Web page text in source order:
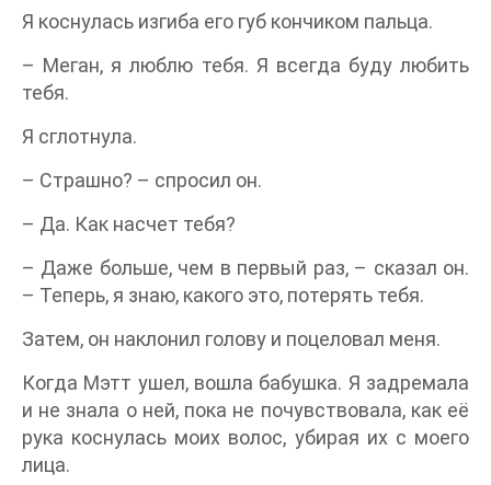
Я коснулась изгиба его губ кончиком пальца.
– Меган, я люблю тебя. Я всегда буду любить
тебя.
Я сглотнула.
– Страшно? – спросил он.
– Да. Как насчет тебя?
– Даже больше, чем в первый раз, – сказал он.
– Теперь, я знаю, какого это, потерять тебя.
Затем, он наклонил голову и поцеловал меня.
Когда Мэтт ушел, вошла бабушка. Я задремала
и не знала о ней, пока не почувствовала, как её
рука коснулась моих волос, убирая их с моего
лица.